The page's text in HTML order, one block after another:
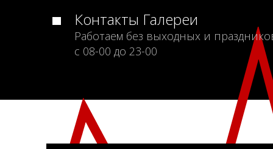
Контакты Галереи
Работаем без выходных и
с 08-00 до 23-00